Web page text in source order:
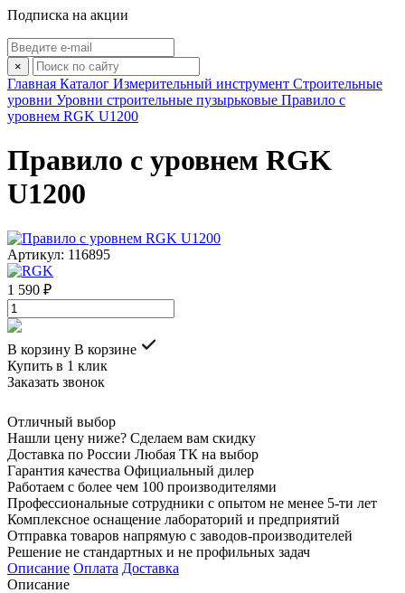
Подписка на акции
×
Главная Каталог Измерительный инструмент Строительные
уровни Уровни строительные пузырьковые Правило с
уровнем RGK U1200
Правило с уровнем RGK
U1200
Артикул: 116895
1 590 ₽
В корзину В корзине
Купить в 1 клик
Заказать звонок
Отличный выбор
Нашли цену ниже? Сделаем вам скидку
Доставка по России Любая ТК на выбор
Гарантия качества Официальный дилер
Работаем с более чем 100 производителями
Профессиональные сотрудники с опытом не менее 5-ти лет
Комплексное оснащение лабораторий и предприятий
Отправка товаров напрямую с заводов-производителей
Решение не стандартных и не профильных задач
Описание Оплата Доставка
Описание